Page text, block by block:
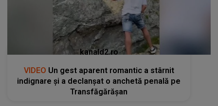
kanald2.ro
VIDEO Un gest aparent romantic a stârnit
indignare și a declanșat o anchetă penală pe
Transfăgărășan